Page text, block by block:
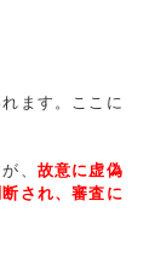
ます。ここに
、 故意に虚偽
され、審査に